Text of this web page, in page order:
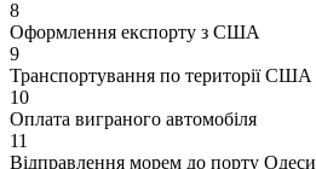
8
Оформлення експорту з США
9
Транспортування по території США
10
Оплата виграного автомобіля
11
Відправлення морем до порту Одеси